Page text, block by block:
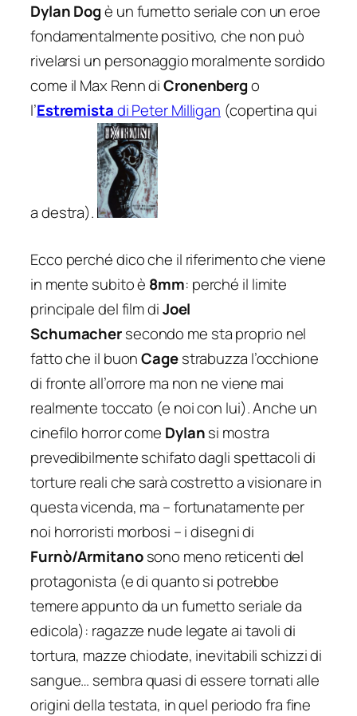
Dylan Dogè un fumetto seriale con un eroe
fondamentalmente positivo, che non può
rivelarsi un personaggio moralmente sordido
come il Max Renn diCronenbergo
l’Estremistadi Peter Milligan (copertina qui
a destra).
Ecco perché dico che il riferimento che viene
in mente subito è 8mm: perché il limite
principale del film diJoel
Schumachersecondo me sta proprio nel
fatto che il buonCagestrabuzza l’occhione
di fronte all’orrore ma non ne viene mai
realmente toccato (e noi con lui). Anche un
cinefilo horror come Dylansi mostra
prevedibilmente schifato dagli spettacoli di
torture reali che sarà costretto a visionare in
questa vicenda, ma – fortunatamente per
noi horroristi morbosi – i disegni di
Furnò/Armitanosono meno reticenti del
protagonista (e di quanto si potrebbe
temere appunto da un fumetto seriale da
edicola): ragazze nude legate ai tavoli di
tortura, mazze chiodate, inevitabili schizzi di
sangue… sembra quasi di essere tornati alle
origini della testata, in quel periodo fra fine